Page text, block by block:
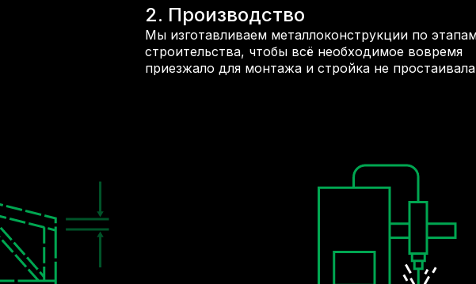
2. Производство
Мы изготавливаем металлоконструкции по
строительства, чтобы всё необходимое вовремя
приезжало для монтажа и стройка не